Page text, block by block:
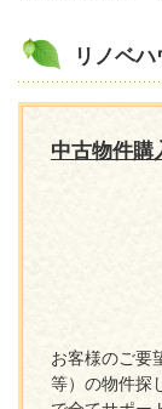
リノベ
中古物件購
お客様のご要
等）の物件探